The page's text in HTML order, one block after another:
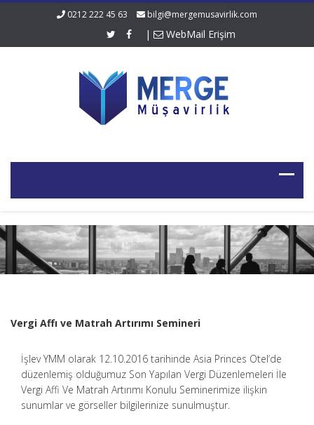
0212 222 45 63 bilgi@mergemusavirlik.com
| WebMail Erişim
Vergi Affı ve Matrah Artırımı Semineri
İşlev YMM olarak 12.10.2016 tarihinde Asia Princes Otel’de
düzenlemiş olduğumuz Son Yapılan Vergi Düzenlemeleri İle
Vergi Affi Ve Matrah Artırımı Konulu Seminerimize ilişkin
sunumlar ve görseller bilgilerinize sunulmuştur.